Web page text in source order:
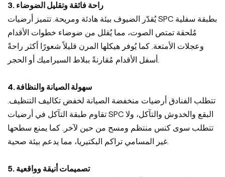
3. راحة فائقة وتقليل الضوضاء
يُقدّر الضيوف بيئة هادئة ومريحة. تتميز أرضيات SPC بطبقة سفلية
مُلحقة تمتص الصوت، مما يُقلل من ضوضاء خطوات الأقدام
وعجلات الأمتعة. كما يُوفر هيكلها المرن قليلاً شعورًا أكثر راحةً
أسفل الأقدام مُقارنةً ببلاط السيراميك أو الحجر.
4. سهولة الصيانة والنظافة
تتطلب الفنادق أرضيات منخفضة الصيانة لخفض تكاليف التنظيف.
تقاوم طبقة التآكل في أرضيات SPC البقع والخدوش والتآكل، ولا
تتطلب سوى كنس منتظم ومسح من حين لآخر. كما يمنع سطحها
غير المسامي تراكم البكتيريا، مما يدعم بيئة صحية.
5. تصميمات أنيقة وواقعية